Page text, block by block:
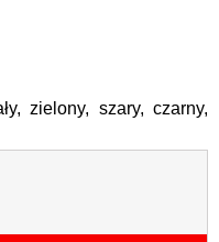
zielony, szary, czarny,